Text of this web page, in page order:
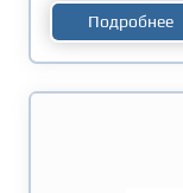
Подробнее